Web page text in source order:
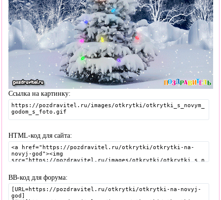
Ссылка на картинку:
HTML-код для сайта:
BB-код для форума: